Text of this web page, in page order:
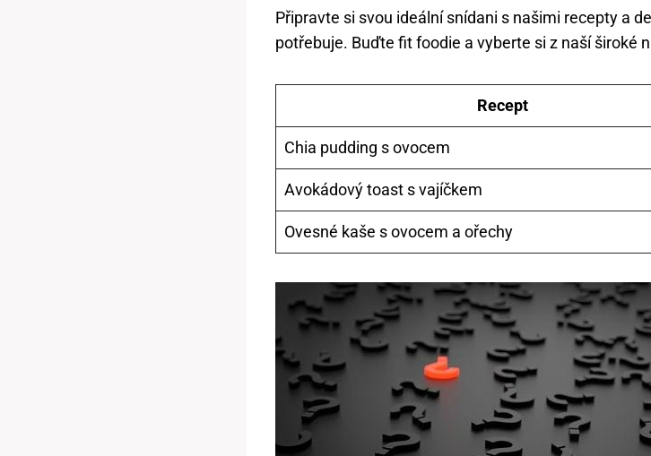
Připravte si svou ideální snídani s našimi recepty a
potřebuje. Buďte fit foodie a vyberte si z naší široké
Recept
Chia pudding s ovocem
Avokádový toast s vajíčkem
Ovesné kaše s ovocem a ořechy